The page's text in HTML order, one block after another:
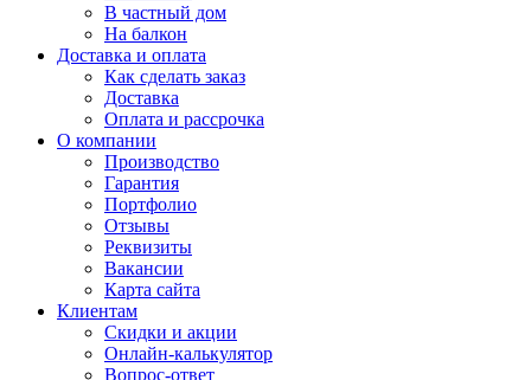
В частный дом
На балкон
Доставка и оплата
Как сделать заказ
Доставка
Оплата и рассрочка
О компании
Производство
Гарантия
Портфолио
Отзывы
Реквизиты
Вакансии
Карта сайта
Клиентам
Скидки и акции
Онлайн-калькулятор
Вопрос-ответ